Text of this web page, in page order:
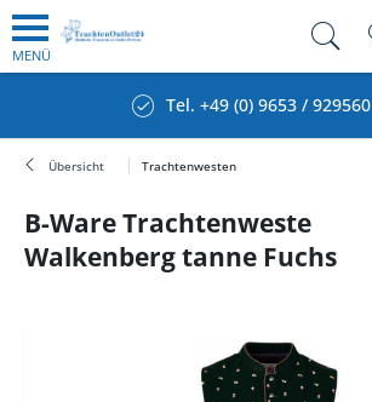
MENÜ
Tel. +49 (0) 9653 / 929560
Übersicht Trachtenwesten
B-Ware Trachtenweste
Walkenberg tanne Fuchs